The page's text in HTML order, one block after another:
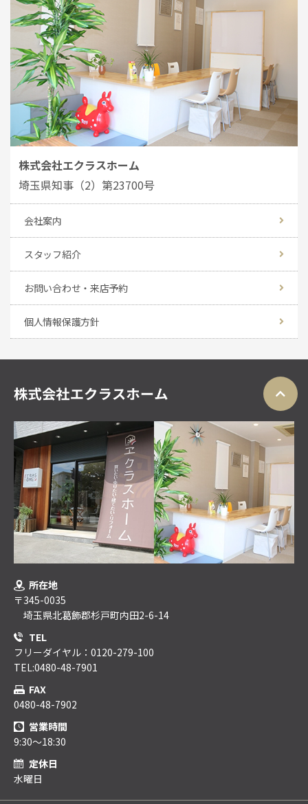
株式会社エクラスホーム
埼玉県知事（2）第23700号
会社案内
スタッフ紹介
お問い合わせ・来店予約
個人情報保護方針
所在地
〒345-0035
埼玉県北葛飾郡杉戸町内田2-6-14
TEL
フリーダイヤル：0120-279-100
TEL:0480-48-7901
FAX
0480-48-7902
営業時間
9:30～18:30
定休日
水曜日